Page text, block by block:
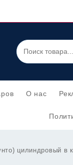
О нас
цилиндровый в